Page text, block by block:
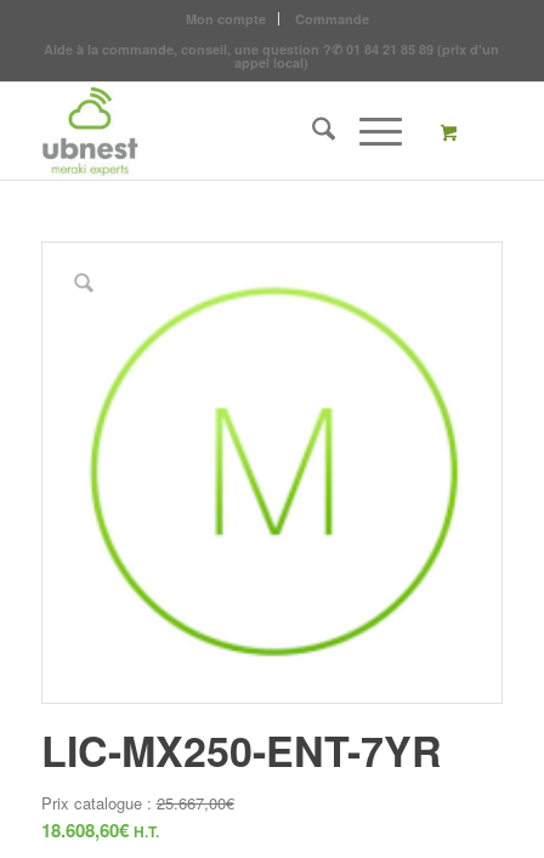
Mon compte
Commande
Aide à la commande, conseil, une question ?✆ 01 84 21 85 89 (prix d'un
appel local)
LIC-MX250-ENT-7YR
Prix catalogue :25.667,00€
18.608,60€ H.T.